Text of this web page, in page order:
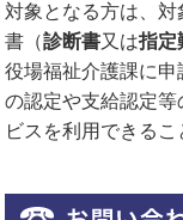
対象となる方は、
書（診断書又は指定
役場福祉介護課に
の認定や支給認定
ビスを利用できるこ